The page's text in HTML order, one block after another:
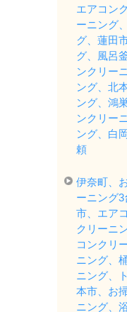
エアコン
ーニング
グ、蓮田
グ、風呂
ンクリー
ング、北
ング、鴻
ンクリー
ング、白
頼
伊奈町、
ーニング
市、エア
クリーニ
コンクリ
ニング、
ニング、
本市、お
ニング、